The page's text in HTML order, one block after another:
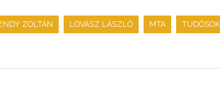
ZOLTÁN , LOVÁSZ LÁSZLÓ , MTA , TUDÓSOK